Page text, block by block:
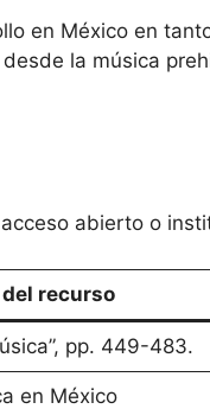
en México en
la música
abierto o
recurso
pp. 449-483.
en México